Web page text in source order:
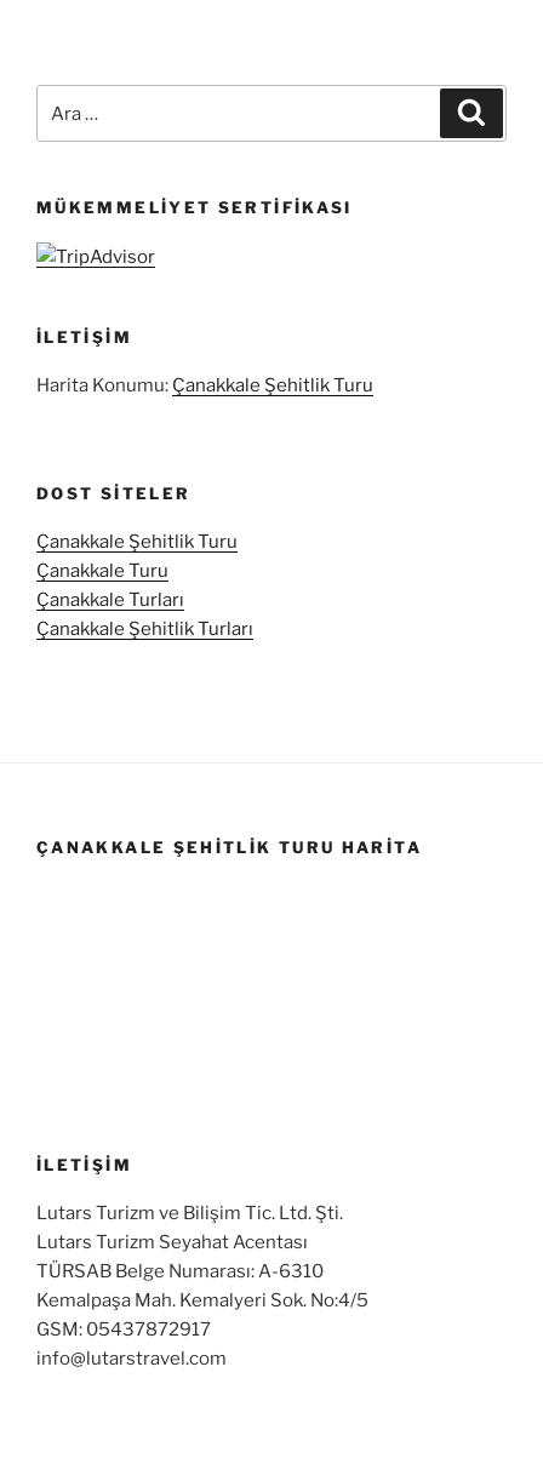
MÜKEMMELIYET SERTIFIKASI
İLETIŞIM
Harita Konumu: Çanakkale Şehitlik Turu
DOST SITELER
Çanakkale Şehitlik Turu
Çanakkale Turu
Çanakkale Turları
Çanakkale Şehitlik Turları
ÇANAKKALE ŞEHITLIK TURU HARITA
İLETİŞİM
Lutars Turizm ve Bilişim Tic. Ltd. Şti.
Lutars Turizm Seyahat Acentası
TÜRSAB Belge Numarası: A-6310
Kemalpaşa Mah. Kemalyeri Sok. No:4/5
GSM: 05437872917
info@lutarstravel.com